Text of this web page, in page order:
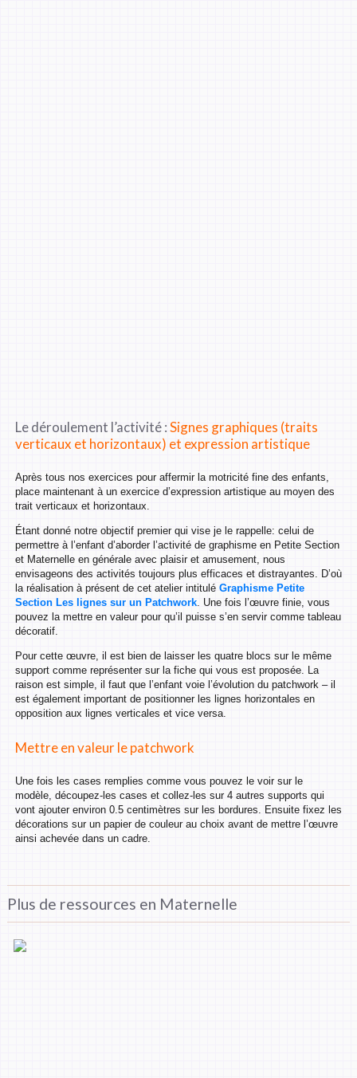
Le déroulement l’activité :Signes graphiques (traits
verticaux et horizontaux) et expression artistique
Après tous nos exercices pour affermir la motricité fine des enfants,
place maintenant à un exercice d’expression artistique au moyen des
trait verticaux et horizontaux.
Étant donné notre objectif premier qui vise je le rappelle: celui de
permettre à l’enfant d’aborder l’activité de graphisme en Petite Section
et Maternelle en générale avec plaisir et amusement, nous
envisageons des activités toujours plus efficaces et distrayantes. D’où
la réalisation à présent de cet atelier intitulé Graphisme Petite
Section Les lignes sur un Patchwork. Une fois l’œuvre finie, vous
pouvez la mettre en valeur pour qu’il puisse s’en servir comme tableau
décoratif.
Pour cette œuvre, il est bien de laisser les quatre blocs sur le même
support comme représenter sur la fiche qui vous est proposée. La
raison est simple, il faut que l’enfant voie l’évolution du patchwork – il
est également important de positionner les lignes horizontales en
opposition aux lignes verticales et vice versa.
Mettre en valeur le patchwork
Une fois les cases remplies comme vous pouvez le voir sur le
modèle, découpez-les cases et collez-les sur 4 autres supports qui
vont ajouter environ 0.5 centimètres sur les bordures. Ensuite fixez les
décorations sur un papier de couleur au choix avant de mettre l’œuvre
ainsi achevée dans un cadre.
Plus de ressources en Maternelle